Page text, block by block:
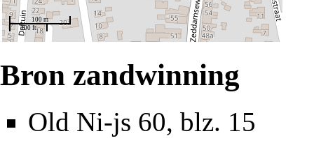
100 m
200 ft
Bron zandwinning
Old Ni-js 60, blz. 15